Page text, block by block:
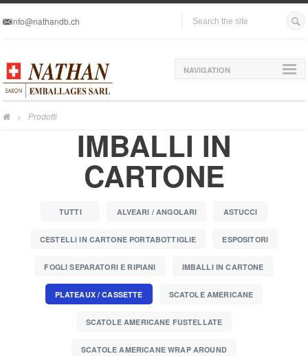
info@nathandb.ch
NAVIGATION
> Prodotti
IMBALLI IN
CARTONE
TUTTI ALVEARI / ANGOLARI ASTUCCI
CESTELLI IN CARTONE PORTABOTTIGLIE ESPOSITORI
FOGLI SEPARATORI E RIPIANI IMBALLI IN CARTONE
PLATEAUX / CASSETTE SCATOLE AMERICANE
SCATOLE AMERICANE FUSTELLATE
SCATOLE AMERICANE WRAP AROUND